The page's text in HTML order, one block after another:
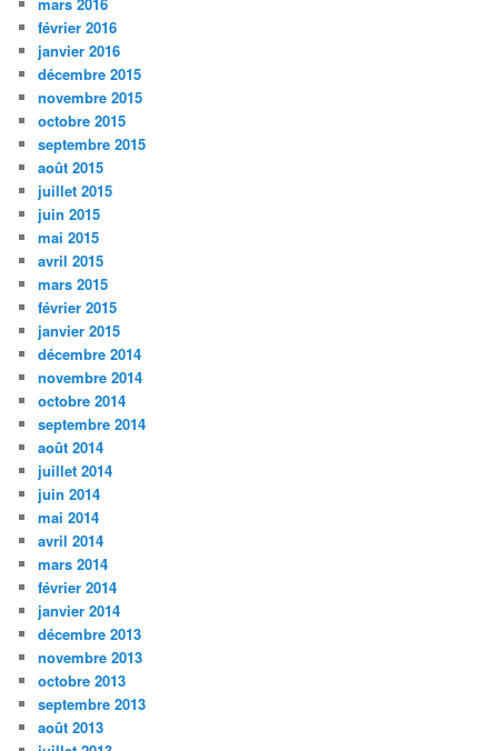
février 2016
janvier 2016
décembre 2015
novembre 2015
octobre 2015
septembre 2015
août 2015
juillet 2015
juin 2015
mai 2015
avril 2015
mars 2015
février 2015
janvier 2015
décembre 2014
novembre 2014
octobre 2014
septembre 2014
août 2014
juillet 2014
juin 2014
mai 2014
avril 2014
mars 2014
février 2014
janvier 2014
décembre 2013
novembre 2013
octobre 2013
septembre 2013
août 2013